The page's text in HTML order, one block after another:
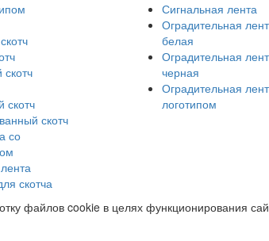
скотч
со
скотча
Сигнальная лента
Оградительная
белая
Оградительная
черная
Оградительная
логотипом
файлов cookie в целях функционирования